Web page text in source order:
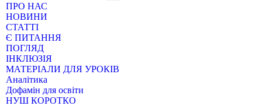
ПРО НАС
НОВИНИ
СТАТТІ
Є ПИТАННЯ
ПОГЛЯД
ІНКЛЮЗІЯ
МАТЕРІАЛИ ДЛЯ УРОКІВ
Аналітика
Дофамін для освіти
НУШ КОРОТКО